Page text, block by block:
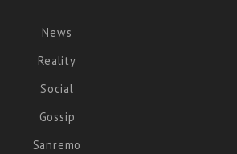
News
Reality
Social
Gossip
Sanremo